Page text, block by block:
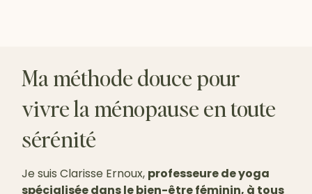
Ma méthode douce pour
vivre la ménopause en toute
sérénité
Je suis Clarisse Ernoux, professeure de yoga
spécialisée dans le bien-être féminin, à tous